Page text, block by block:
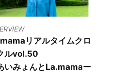
リアルタイムクロ
ルvol.50
いみょんとLa.mamaー